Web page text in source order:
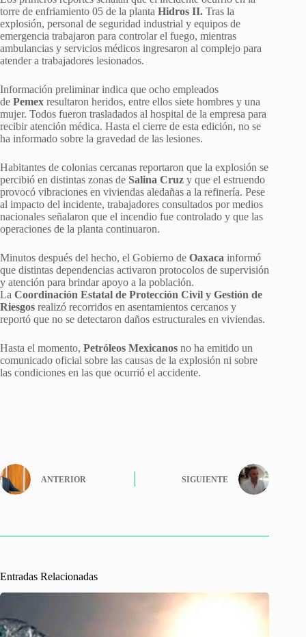
torre de enfriamiento 05 de la planta Hidros II. Tras la
explosión, personal de seguridad industrial y equipos de
emergencia trabajaron para controlar el fuego, mientras
ambulancias y servicios médicos ingresaron al complejo para
atender a trabajadores lesionados.
Información preliminar indica que ocho empleados
de Pemex resultaron heridos, entre ellos siete hombres y una
mujer. Todos fueron trasladados al hospital de la empresa para
recibir atención médica. Hasta el cierre de esta edición, no se
ha informado sobre la gravedad de las lesiones.
Habitantes de colonias cercanas reportaron que la explosión se
percibió en distintas zonas de Salina Cruz y que el estruendo
provocó vibraciones en viviendas aledañas a la refinería. Pese
al impacto del incidente, trabajadores consultados por medios
nacionales señalaron que el incendio fue controlado y que las
operaciones de la planta continuaron.
Minutos después del hecho, el Gobierno de Oaxaca informó
que distintas dependencias activaron protocolos de supervisión
y atención para brindar apoyo a la población.
La Coordinación Estatal de Protección Civil y Gestión de
Riesgos realizó recorridos en asentamientos cercanos y
reportó que no se detectaron daños estructurales en viviendas.
Hasta el momento, Petróleos Mexicanos no ha emitido un
comunicado oficial sobre las causas de la explosión ni sobre
las condiciones en las que ocurrió el accidente.
ANTERIOR SIGUIENTE
Entradas Relacionadas